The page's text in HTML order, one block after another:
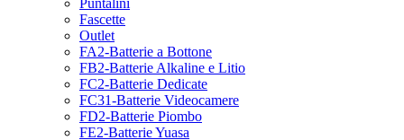
Puntalini
Fascette
Outlet
FA2-Batterie a Bottone
FB2-Batterie Alkaline e Litio
FC2-Batterie Dedicate
FC31-Batterie Videocamere
FD2-Batterie Piombo
FE2-Batterie Yuasa